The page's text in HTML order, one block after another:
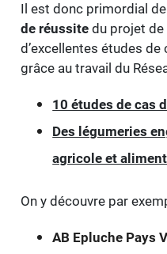
Il est donc primordial
de réussitedu projet de
d’excellentes études
grâce au travail du
10 études de cas
Des légumeries
agricole et
On y découvre par
AB Epluche Pays